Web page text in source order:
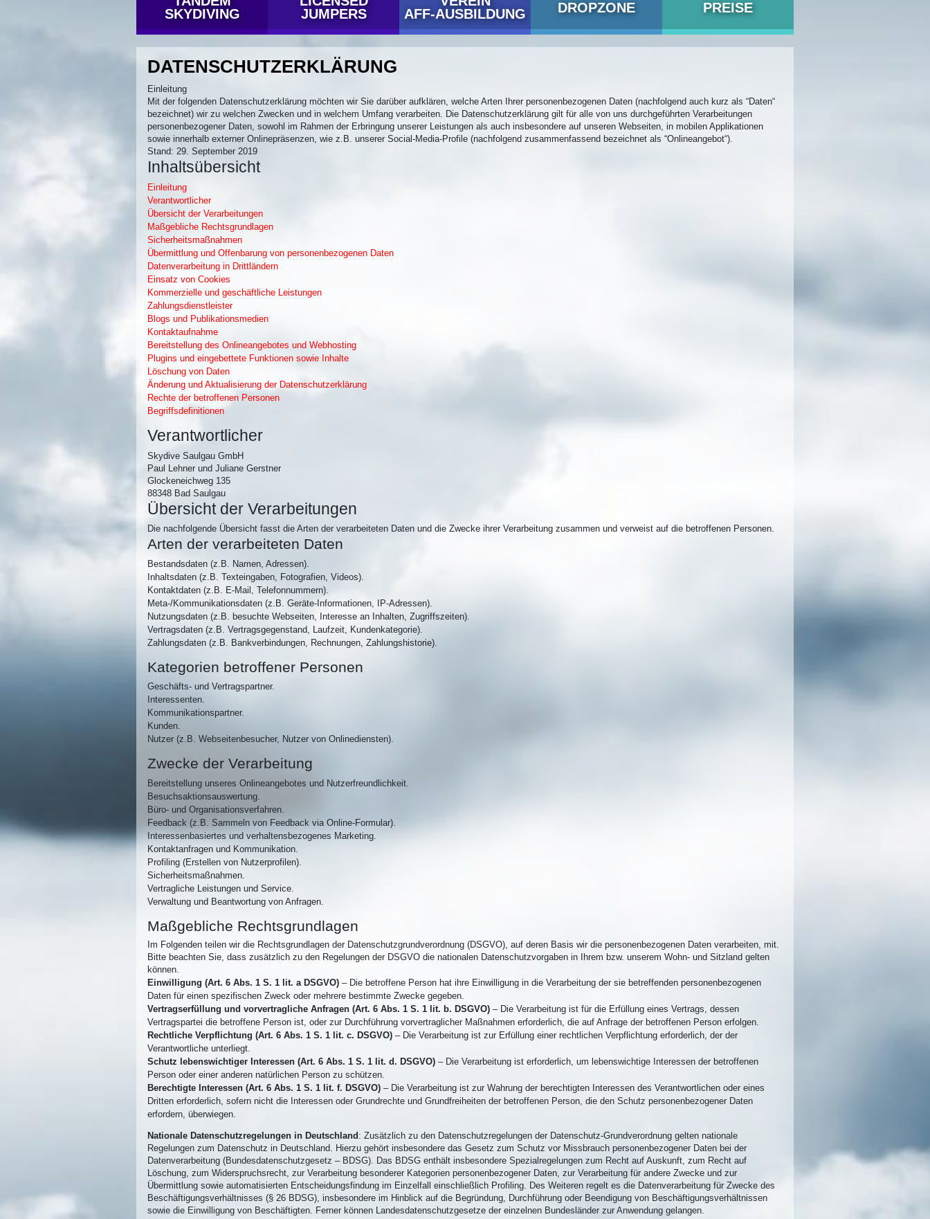
Main Menu
SKYDIVING
JUMPERS
AFF-AUSBILDUNG
DROPZONE PREISE
DATENSCHUTZERKLÄRUNG
Einleitung
Mit der folgenden Datenschutzerklärung möchten wir Sie darüber aufklären, welche Arten Ihrer personenbezogenen Daten (nachfolgend auch kurz als “Daten“
bezeichnet) wir zu welchen Zwecken und in welchem Umfang verarbeiten. Die Datenschutzerklärung gilt für alle von uns durchgeführten Verarbeitungen
personenbezogener Daten, sowohl im Rahmen der Erbringung unserer Leistungen als auch insbesondere auf unseren Webseiten, in mobilen Applikationen
sowie innerhalb externer Onlinepräsenzen, wie z.B. unserer Social-Media-Profile (nachfolgend zusammenfassend bezeichnet als “Onlineangebot“).
Stand: 29. September 2019
Inhaltsübersicht
Einleitung
Verantwortlicher
Übersicht der Verarbeitungen
Maßgebliche Rechtsgrundlagen
Sicherheitsmaßnahmen
Übermittlung und Offenbarung von personenbezogenen Daten
Datenverarbeitung in Drittländern
Einsatz von Cookies
Kommerzielle und geschäftliche Leistungen
Zahlungsdienstleister
Blogs und Publikationsmedien
Kontaktaufnahme
Bereitstellung des Onlineangebotes und Webhosting
Plugins und eingebettete Funktionen sowie Inhalte
Löschung von Daten
Änderung und Aktualisierung der Datenschutzerklärung
Rechte der betroffenen Personen
Begriffsdefinitionen
Verantwortlicher
Skydive Saulgau GmbH
Paul Lehner und Juliane Gerstner
Glockeneichweg 135
88348 Bad Saulgau
Übersicht der Verarbeitungen
Die nachfolgende Übersicht fasst die Arten der verarbeiteten Daten und die Zwecke ihrer Verarbeitung zusammen und verweist auf die betroffenen Personen.
Arten der verarbeiteten Daten
Bestandsdaten (z.B. Namen, Adressen).
Inhaltsdaten (z.B. Texteingaben, Fotografien, Videos).
Kontaktdaten (z.B. E-Mail, Telefonnummern).
Meta-/Kommunikationsdaten (z.B. Geräte-Informationen, IP-Adressen).
Nutzungsdaten (z.B. besuchte Webseiten, Interesse an Inhalten, Zugriffszeiten).
Vertragsdaten (z.B. Vertragsgegenstand, Laufzeit, Kundenkategorie).
Zahlungsdaten (z.B. Bankverbindungen, Rechnungen, Zahlungshistorie).
Kategorien betroffener Personen
Geschäfts- und Vertragspartner.
Interessenten.
Kommunikationspartner.
Kunden.
Nutzer (z.B. Webseitenbesucher, Nutzer von Onlinediensten).
Zwecke der Verarbeitung
Bereitstellung unseres Onlineangebotes und Nutzerfreundlichkeit.
Besuchsaktionsauswertung.
Büro- und Organisationsverfahren.
Feedback (z.B. Sammeln von Feedback via Online-Formular).
Interessenbasiertes und verhaltensbezogenes Marketing.
Kontaktanfragen und Kommunikation.
Profiling (Erstellen von Nutzerprofilen).
Sicherheitsmaßnahmen.
Vertragliche Leistungen und Service.
Verwaltung und Beantwortung von Anfragen.
Maßgebliche Rechtsgrundlagen
Im Folgenden teilen wir die Rechtsgrundlagen der Datenschutzgrundverordnung (DSGVO), auf deren Basis wir die personenbezogenen Daten verarbeiten, mit.
Bitte beachten Sie, dass zusätzlich zu den Regelungen der DSGVO die nationalen Datenschutzvorgaben in Ihrem bzw. unserem Wohn- und Sitzland gelten
können.
Einwilligung (Art. 6 Abs. 1 S. 1 lit. a DSGVO) – Die betroffene Person hat ihre Einwilligung in die Verarbeitung der sie betreffenden personenbezogenen
Daten für einen spezifischen Zweck oder mehrere bestimmte Zwecke gegeben.
Vertragserfüllung und vorvertragliche Anfragen (Art. 6 Abs. 1 S. 1 lit. b. DSGVO) – Die Verarbeitung ist für die Erfüllung eines Vertrags, dessen
Vertragspartei die betroffene Person ist, oder zur Durchführung vorvertraglicher Maßnahmen erforderlich, die auf Anfrage der betroffenen Person erfolgen.
Rechtliche Verpflichtung (Art. 6 Abs. 1 S. 1 lit. c. DSGVO) – Die Verarbeitung ist zur Erfüllung einer rechtlichen Verpflichtung erforderlich, der der
Verantwortliche unterliegt.
Schutz lebenswichtiger Interessen (Art. 6 Abs. 1 S. 1 lit. d. DSGVO) – Die Verarbeitung ist erforderlich, um lebenswichtige Interessen der betroffenen
Person oder einer anderen natürlichen Person zu schützen.
Berechtigte Interessen (Art. 6 Abs. 1 S. 1 lit. f. DSGVO) – Die Verarbeitung ist zur Wahrung der berechtigten Interessen des Verantwortlichen oder eines
Dritten erforderlich, sofern nicht die Interessen oder Grundrechte und Grundfreiheiten der betroffenen Person, die den Schutz personenbezogener Daten
erfordern, überwiegen.
Nationale Datenschutzregelungen in Deutschland : Zusätzlich zu den Datenschutzregelungen der Datenschutz-Grundverordnung gelten nationale
Regelungen zum Datenschutz in Deutschland. Hierzu gehört insbesondere das Gesetz zum Schutz vor Missbrauch personenbezogener Daten bei der
Datenverarbeitung (Bundesdatenschutzgesetz – BDSG). Das BDSG enthält insbesondere Spezialregelungen zum Recht auf Auskunft, zum Recht auf
Löschung, zum Widerspruchsrecht, zur Verarbeitung besonderer Kategorien personenbezogener Daten, zur Verarbeitung für andere Zwecke und zur
Übermittlung sowie automatisierten Entscheidungsfindung im Einzelfall einschließlich Profiling. Des Weiteren regelt es die Datenverarbeitung für Zwecke des
Beschäftigungsverhältnisses (§ 26 BDSG), insbesondere im Hinblick auf die Begründung, Durchführung oder Beendigung von Beschäftigungsverhältnissen
sowie die Einwilligung von Beschäftigten. Ferner können Landesdatenschutzgesetze der einzelnen Bundesländer zur Anwendung gelangen.